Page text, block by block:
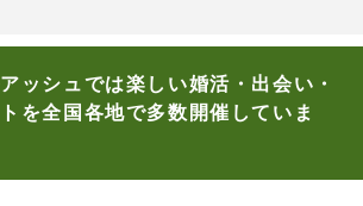
ッシュでは楽しい婚活・出会い・
を全国各地で多数開催していま